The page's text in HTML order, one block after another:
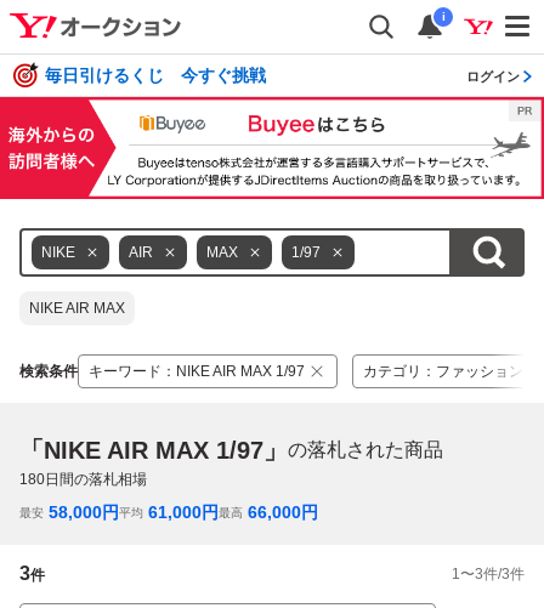
i
毎日引けるくじ 今すぐ挑戦 ログイン
NIKE AIR MAX 1/97
NIKE AIR MAX
検索条件 キーワード ： NIKE AIR MAX 1/97 カテゴリ ： ファッション
「NIKE AIR MAX 1/97」 の落札された商品
180日間の落札相場
最安 58,000円平均 61,000円最高 66,000円
3件 1 〜3件/3件